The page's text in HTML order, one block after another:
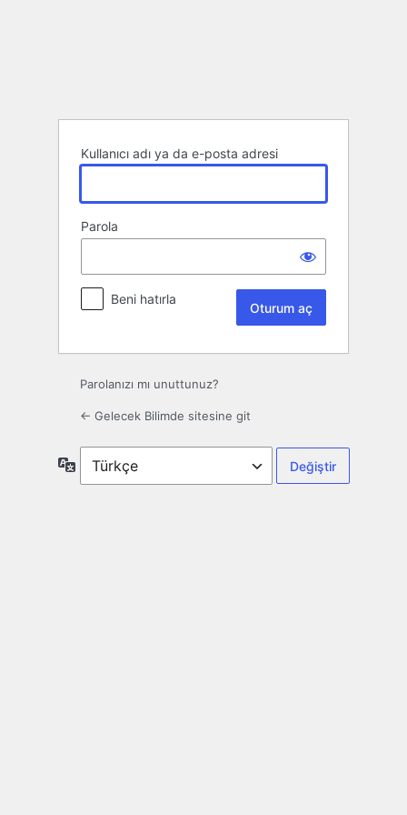
Kullanıcı adı ya da e-posta adresi
Parola
Beni hatırla
Parolanızı mı unuttunuz?
← Gelecek Bilimde sitesine git
Dil